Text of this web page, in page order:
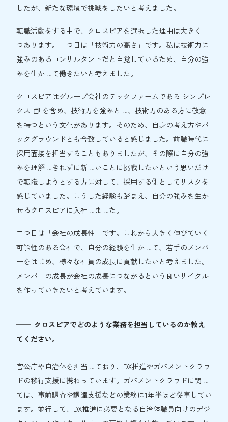
したが、新たな環境で挑戦をしたいと考えました。
転職活動をする中で、クロスピアを選択した理由は大きく二
つあります。一つ目は「技術力の高さ」です。私は技術力に
強みのあるコンサルタントだと自覚しているため、自分の強
みを生かして働きたいと考えました。
クロスピアはグループ会社のテックファームである シンプレ
クス
を含め、技術力を強みとし、技術力のある方に敬意
を持つという文化があります。そのため、自身の考え方やバ
ックグラウンドとも合致していると感じました。前職時代に
採用面接を担当することもありましたが、その際に自分の強
みを理解しきれずに新しいことに挑戦したいという思いだけ
で転職しようとする方に対して、採用する側としてリスクを
感じていました。こうした経験も踏まえ、自分の強みを生か
せるクロスピアに入社しました。
二つ目は「会社の成長性」です。これから大きく伸びていく
可能性のある会社で、自分の経験を生かして、若手のメンバ
ーをはじめ、様々な社員の成長に貢献したいと考えました。
メンバーの成長が会社の成長につながるという良いサイクル
を作っていきたいと考えています。
クロスピアでどのような業務を担当しているのか教え
てください。
官公庁や自治体を担当しており、DX推進やガバメントクラウ
ドの移行支援に携わっています。ガバメントクラウドに関し
ては、事前調査や調達支援などの業務に1年半ほど従事してい
ます。並行して、DX推進に必要となる自治体職員向けのデジ